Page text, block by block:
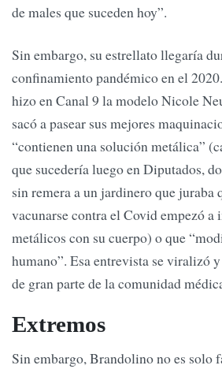
de males que suceden hoy”.
Sin embargo, su estrellato llegaría
confinamiento pandémico en el
hizo en Canal 9 la modelo Nicole
sacó a pasear sus mejores
“contienen una solución metálica”
que sucedería luego en Diputados,
sin remera a un jardinero que juraba
vacunarse contra el Covid empezó a
metálicos con su cuerpo) o que
humano”. Esa entrevista se viralizó
de gran parte de la comunidad
Extremos
Sin embargo, Brandolino no es solo